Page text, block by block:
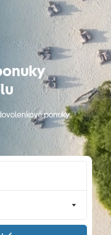
ponuky